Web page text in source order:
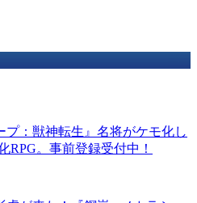
プ：獣神転生』名将がケモ化し
RPG。事前登録受付中！